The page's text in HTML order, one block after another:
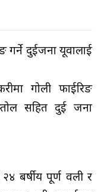
गर्ने दुईजना यूवालाई
गोली फाईरिङ
सहित दुई जना
बर्षीय पूर्ण वली र